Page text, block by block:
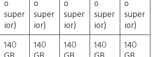
o
super
ior)
o
super
ior)
o
super
ior)
o
super
ior)
o
super
ior)
140
140
140
140
140